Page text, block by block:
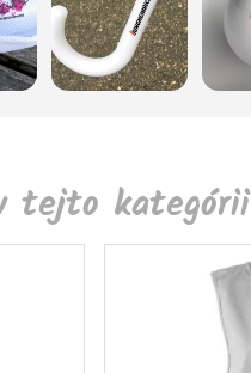
tejto kategórii